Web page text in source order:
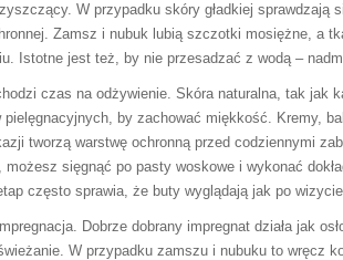
W przypadku skóry gładkiej sprawdzają
Zamsz i nubuk lubią szczotki mosiężne, a
Istotne jest też, by nie przesadzać z wodą –
czas na odżywienie. Skóra naturalna, tak jak
pielęgnacyjnych, by zachować miękkość. Kremy,
tworzą warstwę ochronną przed codziennymi
możesz sięgnąć po pasty woskowe i wykonać
często sprawia, że buty wyglądają jak po
Dobrze dobrany impregnat działa jak
W przypadku zamszu i nubuku to wręcz